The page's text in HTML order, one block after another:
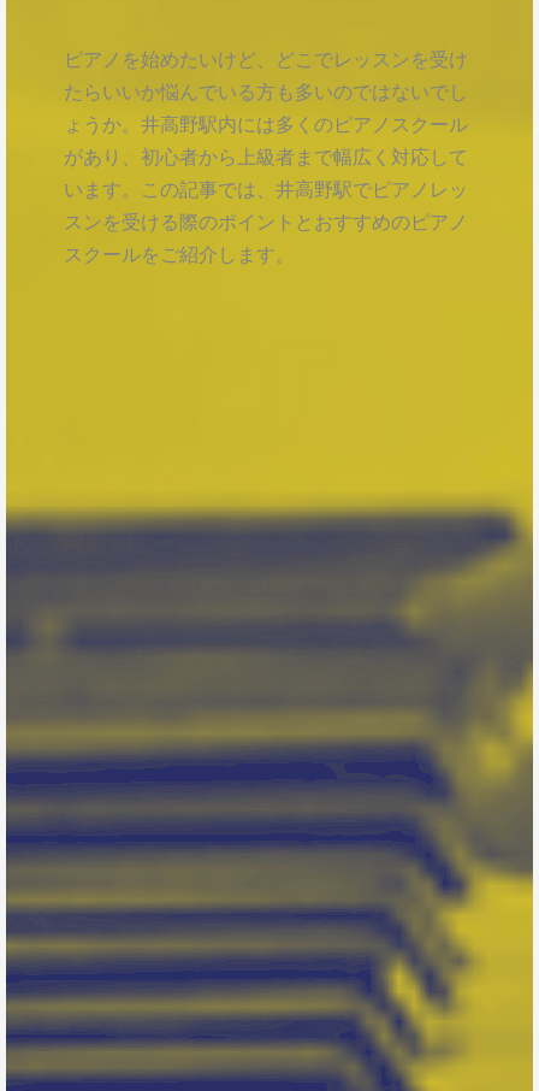
ピアノを始めたいけど、どこでレッスンを受け
たらいいか悩んでいる方も多いのではないでし
ょうか。井高野駅内には多くのピアノスクール
があり、初心者から上級者まで幅広く対応して
います。この記事では、井高野駅でピアノレッ
スンを受ける際のポイントとおすすめのピアノ
スクールをご紹介します。